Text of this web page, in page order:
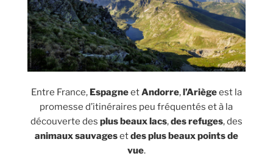
Entre France, EspagneetAndorre, l’Ariègeest la
promesse d’itinéraires peu fréquentés et à la
découverte des plus beaux lacs,des refuges, des
animaux sauvagesetdes plus beaux points de
vue.